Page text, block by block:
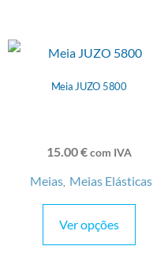
Meia JUZO 5800
15.00€ com IVA
Meias, Meias Elásticas
Ver opções